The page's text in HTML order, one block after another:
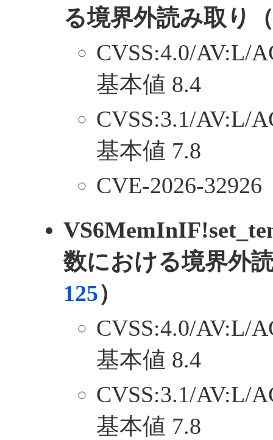
る境界外読み取り（
CVSS:4.0/AV:L/
基本値 8.4
CVSS:3.1/AV:L/
基本値 7.8
CVE-2026-32926
数における境界外
125）
CVSS:4.0/AV:L/
基本値 8.4
CVSS:3.1/AV:L/
基本値 7.8